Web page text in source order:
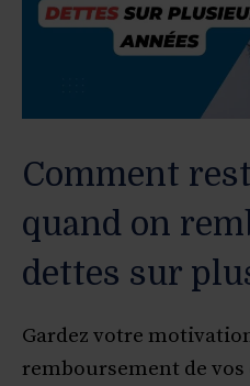
Comment
quand on
dettes sur
Gardez votre
remboursement de vos